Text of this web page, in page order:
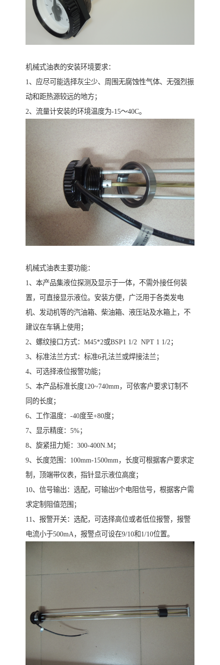
机械式油表的安装环境要求：
1、应尽可能选择灰尘少、周围无腐蚀性气体、无强烈振
动和距热源较远的地方；
2、流量计安装的环境温度为-15～40C。
机械式油表主要功能：
1、本产品集液位探测及显示于一体，不需外接任何装
置，可直接显示液位。安装方便，广泛用于各类发电
机、发动机等的汽油箱、柴油箱、液压站及水箱上，不
建议在车辆上使用；
2、螺纹接口方式：M45*2或BSP1 1/2 NPT 1 1/2；
3、标准法兰方式：标准6孔法兰或焊接法兰；
4、可选择液位报警功能；
5、本产品标准长度120~740mm，可依客户要求订制不
同的长度；
6、工作温度：-40度至+80度；
7、显示精度：5%；
8、旋紧扭力矩：300-400N.M；
9、长度范围：100mm-1500mm，长度可根据客户要求定
制，顶端带仪表，指针显示液位高度；
10、信号输出：选配，可输出9个电阻信号，根据客户需
求定制阻值范围；
11、报警开关：选配，可选择高位或者低位报警，报警
电流小于500mA，报警点可设在9/10和1/10位置。